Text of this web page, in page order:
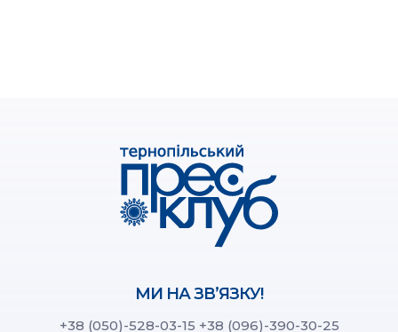
МИ НА ЗВ’ЯЗКУ!
+38 (050)-528-03-15 +38 (096)-390-30-25